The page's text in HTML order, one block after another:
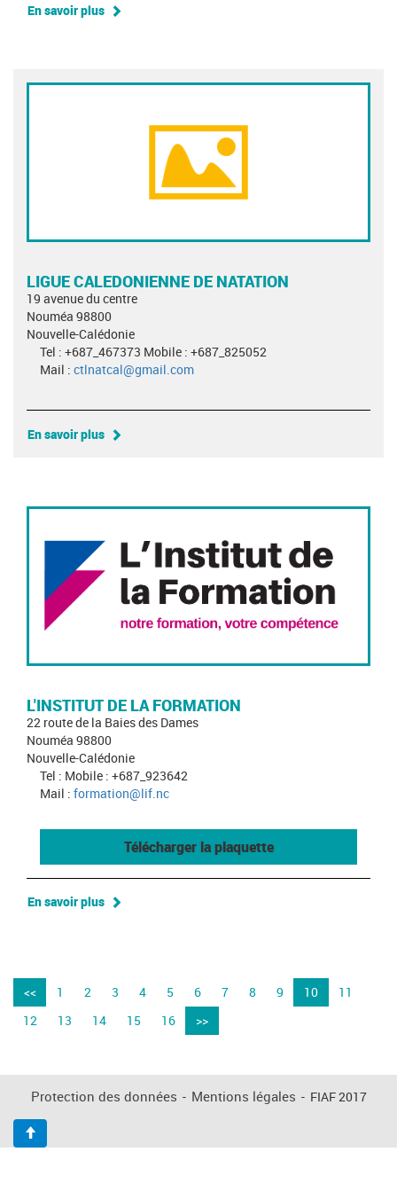
En savoir plus
LIGUE CALEDONIENNE DE NATATION
19 avenue du centre
Nouméa 98800
Nouvelle-Calédonie
Tel : +687_467373 Mobile : +687_825052
Mail : ctlnatcal@gmail.com
En savoir plus
L'INSTITUT DE LA FORMATION
22 route de la Baies des Dames
Nouméa 98800
Nouvelle-Calédonie
Tel : Mobile : +687_923642
Mail : formation@lif.nc
Télécharger la plaquette
En savoir plus
<< 1 2 3 4 5 6 7 8 9 10
11
12
13 14 15 16 >>
Protection des données - Mentions légales - FIAF 2017